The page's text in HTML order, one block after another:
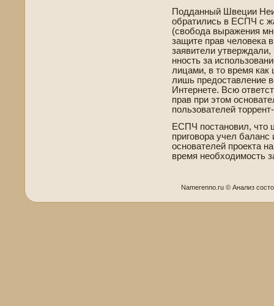
Подданный Шве­ции
обратились в ЕСПЧ с
(свобода выражения
защите прав челове­ка
заявители утве­рждали,
нность за
лицами, в то время
лишь предоставление
Интернете. Всю
прав при этом
пользователей
ЕСПЧ постановил, что
приговора учел баланс
основателей проекта
время необходимость
Namerenno.ru © Анализ